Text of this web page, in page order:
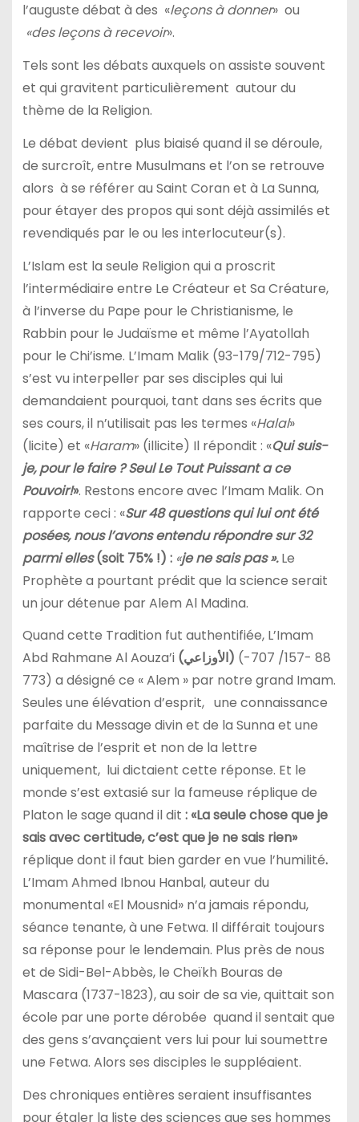
l’auguste débat à des «leçons à donner» ou
«des leçons à recevoir».
Tels sont les débats auxquels on assiste souvent
et qui gravitent particulièrement autour du
thème de la Religion.
Le débat devient plus biaisé quand il se déroule,
de surcroît, entre Musulmans et l’on se retrouve
alors à se référer au Saint Coran et à La Sunna,
pour étayer des propos qui sont déjà assimilés et
revendiqués par le ou les interlocuteur(s).
L’Islam est la seule Religion qui a proscrit
l’intermédiaire entre Le Créateur et Sa Créature,
à l’inverse du Pape pour le Christianisme, le
Rabbin pour le Judaïsme et même l’Ayatollah
pour le Chi’isme. L’Imam Malik (93-179/712-795)
s’est vu interpeller par ses disciples qui lui
demandaient pourquoi, tant dans ses écrits que
ses cours, il n’utilisait pas les termes «Halal»
(licite) et «Haram» (illicite) Il répondit : «Qui suis-
je, pour le faire ? Seul Le Tout Puissant a ce
Pouvoir!». Restons encore avec l’Imam Malik. On
rapporte ceci : «Sur 48 questions qui lui ont été
posées, nous l’avons entendu répondre sur 32
parmi elles(soit 75% !) : «je ne sais pas ».Le
Prophète a pourtant prédit que la science serait
un jour détenue par Alem Al Madina.
Quand cette Tradition fut authentifiée, L’Imam
Abd Rahmane Al Aouza’i (الأوزاعي) (88 -157/ 707-
773) a désigné ce « Alem » par notre grand Imam.
Seules une élévation d’esprit, une connaissance
parfaite du Message divin et de la Sunna et une
maîtrise de l’esprit et non de la lettre
uniquement, lui dictaient cette réponse. Et le
monde s’est extasié sur la fameuse réplique de
Platon le sage quand il dit : «La seule chose que je
sais avec certitude, c’est que je ne sais rien»
réplique dont il faut bien garder en vue l’humilité.
L’Imam Ahmed Ibnou Hanbal, auteur du
monumental «El Mousnid» n’a jamais répondu,
séance tenante, à une Fetwa. Il différait toujours
sa réponse pour le lendemain. Plus près de nous
et de Sidi-Bel-Abbès, le Cheïkh Bouras de
Mascara (1737-1823), au soir de sa vie, quittait son
école par une porte dérobée quand il sentait que
des gens s’avançaient vers lui pour lui soumettre
une Fetwa. Alors ses disciples le suppléaient.
Des chroniques entières seraient insuffisantes
pour étaler la liste des sciences que ses hommes